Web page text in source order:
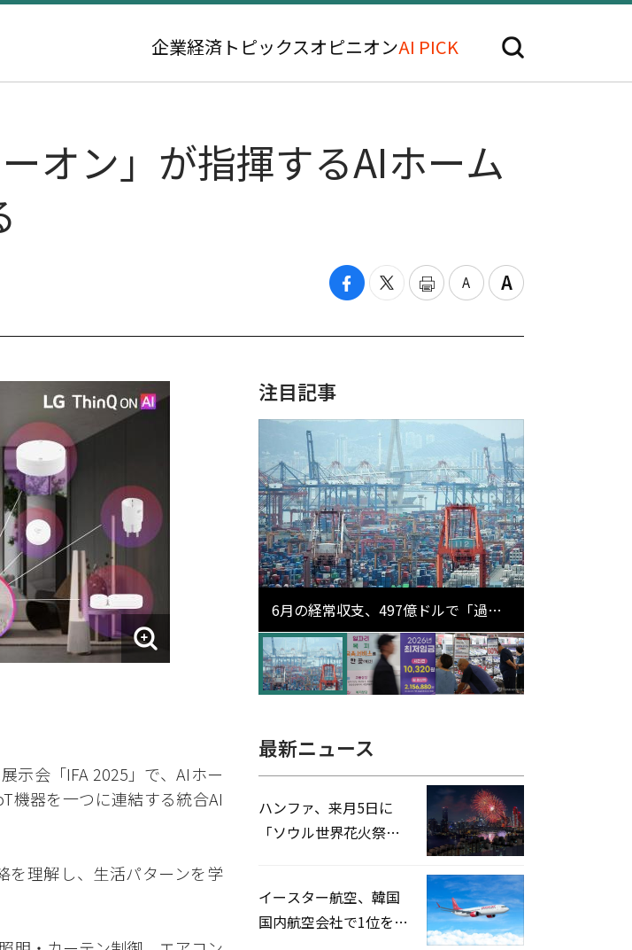
企業経済 トピックスオピニオンAI PICK
オン」が指揮するAIホーム
示会「IFA 2025」で、AIホー
機器を一つに連結する統合AI
を理解し、生活パターンを学
注目記事
6月の経常収支、497億ドルで「過去
最大」…輸出が初の1000億ドル突破
最新ニュース
ハンファ、来月5日に
「ソウル世界花火祭り
イースター航空、韓国
国内航空会社で1位を記